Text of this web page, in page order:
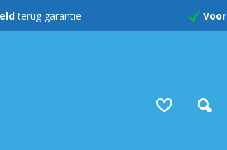
terug garantie Voor